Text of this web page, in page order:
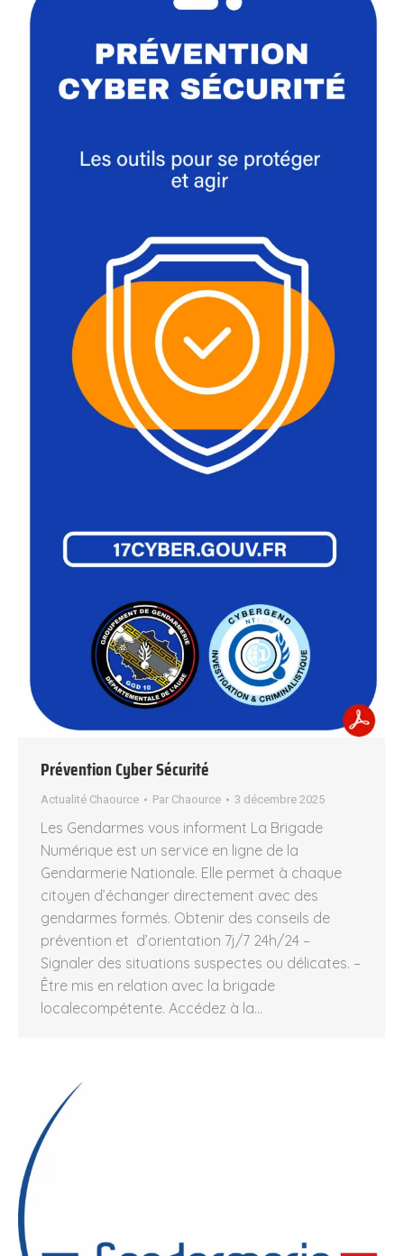
Prévention Cyber Sécurité
Actualité Chaource Par Chaource 3 décembre 2025
Les Gendarmes vous informent La Brigade
Numérique est un service en ligne de la
Gendarmerie Nationale. Elle permet à chaque
citoyen d’échanger directement avec des
gendarmes formés. Obtenir des conseils de
prévention et d’orientation 7j/7 24h/24 –
Signaler des situations suspectes ou délicates. –
Être mis en relation avec la brigade
localecompétente. Accédez à la…